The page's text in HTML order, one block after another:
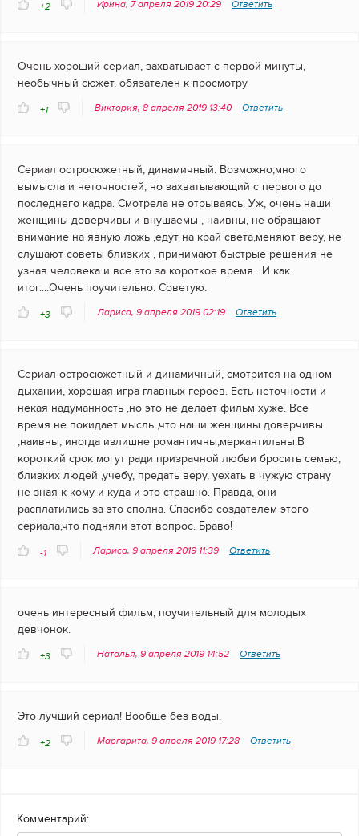
+2 Ирина, 7 апреля 2019 20:29 Ответить
Очень хороший сериал, захватывает с первой минуты,
необычный сюжет, обязателен к просмотру
+1 Виктория, 8 апреля 2019 13:40 Ответить
Сериал остросюжетный, динамичный. Возможно,много
вымысла и неточностей, но захватывающий с первого до
последнего кадра. Смотрела не отрываясь. Уж, очень наши
женщины доверчивы и внушаемы , наивны, не обращают
внимание на явную ложь ,едут на край света,меняют веру, не
слушают советы близких , принимают быстрые решения не
узнав человека и все это за короткое время . И как
итог....Очень поучительно. Советую.
+3 Лариса, 9 апреля 2019 02:19 Ответить
Сериал остросюжетный и динамичный, смотрится на одном
дыхании, хорошая игра главных героев. Есть неточности и
некая надуманность ,но это не делает фильм хуже. Все
время не покидает мысль ,что наши женщины доверчивы
,наивны, иногда излишне романтичны,меркантильны.В
короткий срок могут ради призрачной любви бросить семью,
близких людей ,учебу, предать веру, уехать в чужую страну
не зная к кому и куда и это страшно. Правда, они
расплатились за это сполна. Спасибо создателем этого
сериала,что подняли этот вопрос. Браво!
-1 Лариса, 9 апреля 2019 11:39 Ответить
очень интересный фильм, поучительный для молодых
девчонок.
+3 Наталья, 9 апреля 2019 14:52 Ответить
Это лучший сериал! Вообще без воды.
+2 Маргарита, 9 апреля 2019 17:28 Ответить
Комментарий: